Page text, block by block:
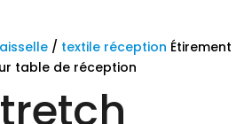
/ textile réception Étirement
table de réception